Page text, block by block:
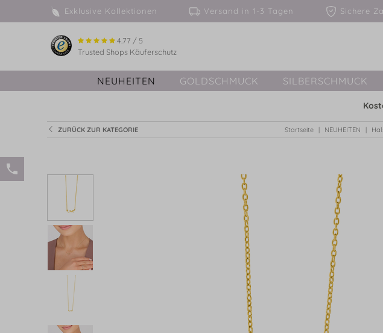
Exklusive Kollektionen Versand in 1-3 Tagen Sichere
4.77 / 5
Trusted Shops Käuferschutz
NEUHEITEN GOLDSCHMUCK SILBERSCHMUCK
ZURÜCK ZUR KATEGORIE Startseite NEUHEITEN